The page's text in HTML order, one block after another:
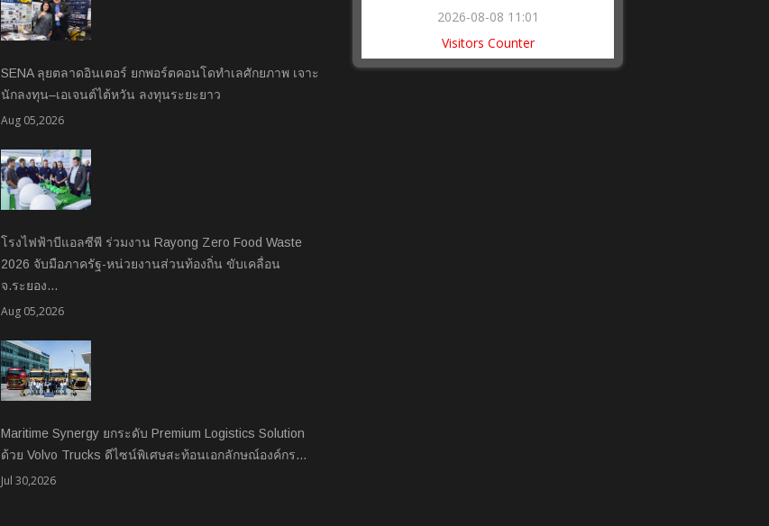
SENA ลุยตลาดอินเตอร์ ยกพอร์ตคอนโดทำเลศักยภาพ เจาะ
นักลงทุน–เอเจนต์ไต้หวัน ลงทุนระยะยาว
Aug 05,2026
โรงไฟฟ้าบีแอลซีพี ร่วมงาน Rayong Zero Food Waste
2026 จับมือภาครัฐ-หน่วยงานส่วนท้องถิ่น ขับเคลื่อน
จ.ระยอง…
Aug 05,2026
Maritime Synergy ยกระดับ Premium Logistics Solution
ด้วย Volvo Trucks ดีไซน์พิเศษสะท้อนเอกลักษณ์องค์กร…
Jul 30,2026
2026-08-08 11:01
Visitors Counter